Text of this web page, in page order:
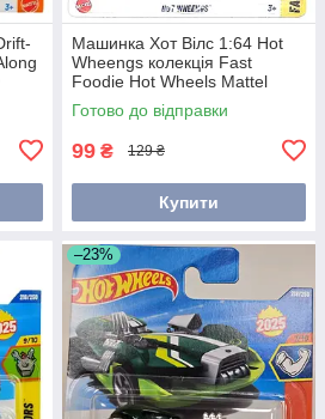
Машинка Хот Вілс 1:64 Hot
Wheengs колекція Fast
Foodie Hot Wheels Mattel
JBC02
Готово до відправки
99 ₴ 129 ₴
Купити
–23%